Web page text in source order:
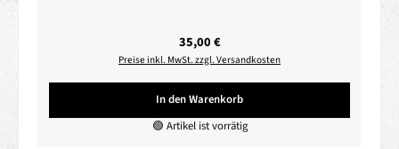
Regulärer Preis:
35,00 €
Preise inkl. MwSt. zzgl. Versandkosten
In den Warenkorb
🟢 Artikel ist vorrätig